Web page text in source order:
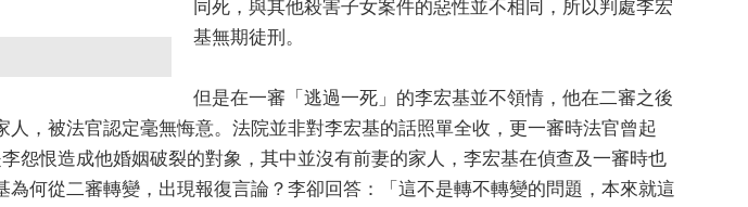
同死，與其他殺害子女案件的惡性並不相同，所以判處李宏
基無期徒刑。
但是在一審「逃過一死」的李宏基並不領情，他在二審之後
，被法官認定毫無悔意。法院並非對李宏基的話照單全收，更一審時法官曾起
怨恨造成他婚姻破裂的對象，其中並沒有前妻的家人，李宏基在偵查及一審時也
何從二審轉變，出現報復言論？李卻回答：「這不是轉不轉變的問題，本來就這